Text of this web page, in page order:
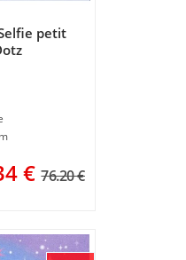
petit
€ 76.20 €